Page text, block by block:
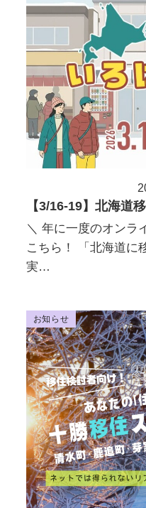
【3/16-19】北海道
＼ 年に一度のオンラ
こちら！ 「北海道に
実…
お知らせ